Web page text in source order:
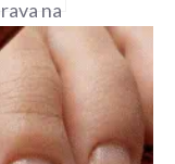
na
zvyky